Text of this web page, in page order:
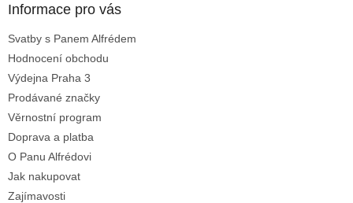
Informace pro vás
Svatby s Panem Alfrédem
Hodnocení obchodu
Výdejna Praha 3
Prodávané značky
Věrnostní program
Doprava a platba
O Panu Alfrédovi
Jak nakupovat
Zajímavosti